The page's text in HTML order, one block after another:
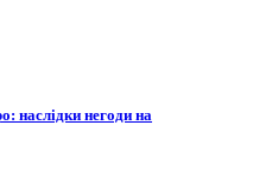
наслідки негоди на